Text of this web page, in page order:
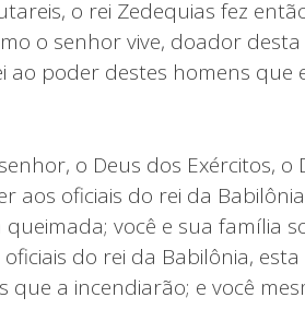
o rei Zedequias fez
o senhor vive, doador
poder destes homens que
o Deus dos Exércitos, o
aos oficiais do rei da
você e sua família
do rei da Babilônia,
a incendiarão; e você